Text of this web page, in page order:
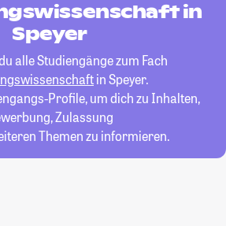
in
Speyer
alle Studiengänge zum Fach
in Speyer.
Profile, um dich zu Inhalten,
Zulassung
Themen zu informieren.